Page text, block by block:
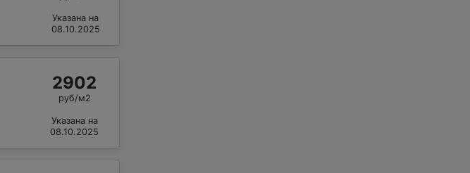
Указана на
08.10.2025
2902
руб/м2
Указана на
08.10.2025